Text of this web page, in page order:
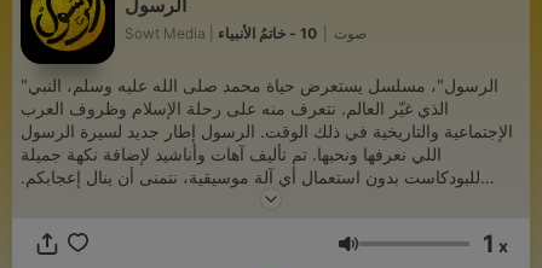
Sowt Media | صوت 10 - خاتمُ الأنبياء
"الرسول"، مسلسل يستعرض حياة محمد صلى الله عليه وسلم، النبي
الذي غيّر العالم. نتعرف منه على رحلة الإسلام وظروف العرب
الإجتماعية والتاريخية في ذلك الوقت. الرسول إطار جديد لسيرة الرسول
اللي نعرفها ونحبها. تم تأليف آهات وأناشيد لإضافة نكهة جميلة
للبودكاست بدون استعمال أي آلة موسيقية، نتمنى أن ينال إعجابكم.
بودكاست الرسول من إنتاج Rising Giants Network
Volume 1 x